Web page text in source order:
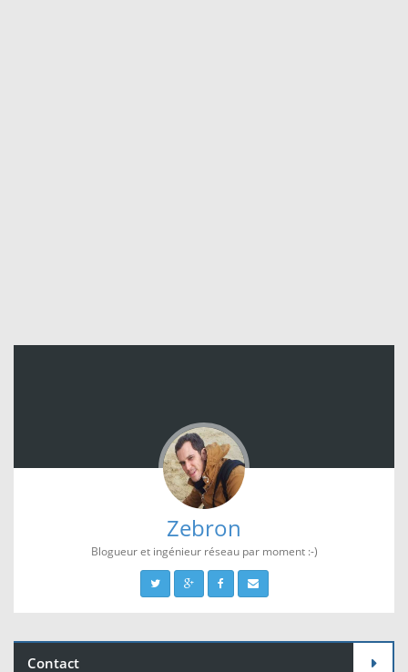
Zebron
Blogueur et ingénieur réseau par moment :-)
Contact